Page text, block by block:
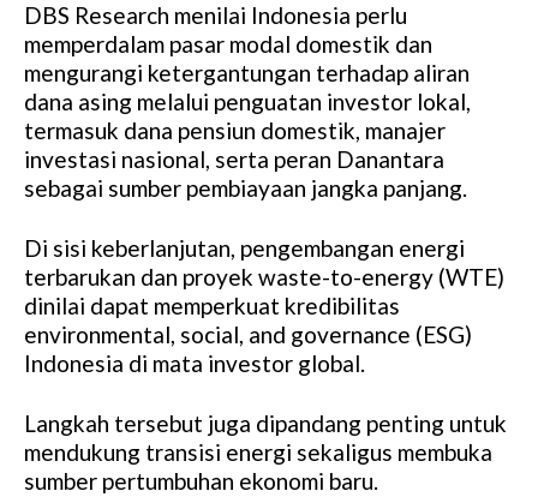
DBS Research menilai Indonesia perlu
memperdalam pasar modal domestik dan
mengurangi ketergantungan terhadap aliran
dana asing melalui penguatan investor lokal,
termasuk dana pensiun domestik, manajer
investasi nasional, serta peran Danantara
sebagai sumber pembiayaan jangka panjang.
Di sisi keberlanjutan, pengembangan energi
terbarukan dan proyek waste-to-energy (WTE)
dinilai dapat memperkuat kredibilitas
environmental, social, and governance (ESG)
Indonesia di mata investor global.
Langkah tersebut juga dipandang penting untuk
mendukung transisi energi sekaligus membuka
sumber pertumbuhan ekonomi baru.